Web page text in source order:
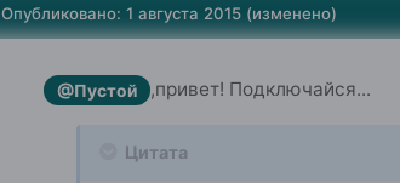
Опубликовано: 1 августа 2015 (изменено)
@Пустой ,привет! Подключайся...
Цитата